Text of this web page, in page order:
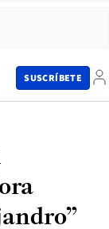
SUSCRÍBETE